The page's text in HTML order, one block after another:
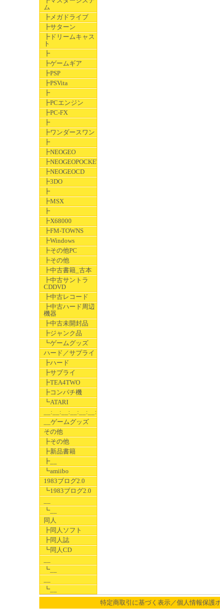
ム
┣メガドライブ
┣サターン
┣ドリームキャス
ト
┣
┣ゲームギア
┣PSP
┣PSVita
┣
┣PCエンジン
┣PC-FX
┣
┣ワンダースワン
┣
┣NEOGEO
┣NEOGEOPOCKET
┣NEOGEOCD
┣3DO
┣
┣MSX
┣
┣X68000
┣FM-TOWNS
┣Windows
┣その他PC
┣その他
┣中古書籍_古本
┣中古サントラ
CDDVD
┣中古レコード
┣中古ハード周辺
機器
┣中古未開封品
┣ジャンク品
┗ゲームグッズ
ハード／サプライ
┣ハード
┣サプライ
┣TEA4TWO
┣コンパチ機
┗ATARI
__:__:__:__:__:__:__
__ゲームグッズ
その他
┣その他
┣新品書籍
┣__
┗amiibo
1983ブログ2.0
┗1983ブログ2.0
┗__
同人
┣同人ソフト
┣同人誌
┗同人CD
┗__
┗__
特定商取引に基づく表示／個人情報保護